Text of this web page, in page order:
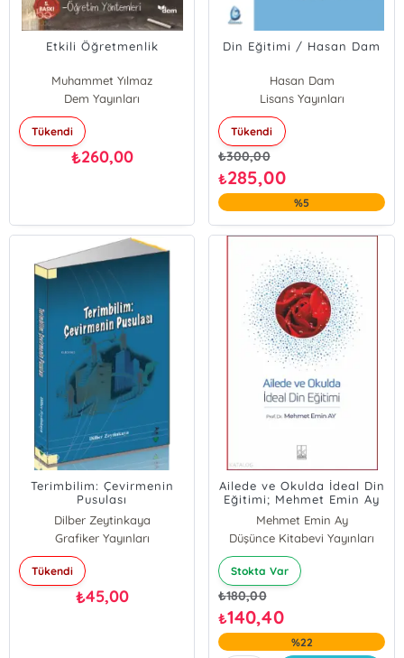
Etkili Öğretmenlik
Muhammet Yılmaz
Dem Yayınları
Tükendi
₺260,00
Din Eğitimi / Hasan Dam
Hasan Dam
Lisans Yayınları
Tükendi
₺300,00
₺285,00
%5
Terimbilim: Çevirmenin
Pusulası
Dilber Zeytinkaya
Grafiker Yayınları
Tükendi
₺45,00
Ailede ve Okulda İdeal Din
Eğitimi; Mehmet Emin Ay
Mehmet Emin Ay
Düşünce Kitabevi Yayınları
Stokta Var
₺180,00
₺140,40
%22